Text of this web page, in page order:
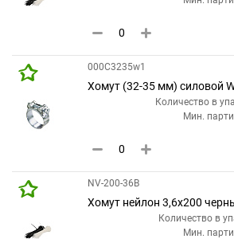
000С3235w1
Хомут (32-35 мм) силовой
Количество в
Мин.
NV-200-36B
Хомут нейлон 3,6х200
Количество в
Мин.